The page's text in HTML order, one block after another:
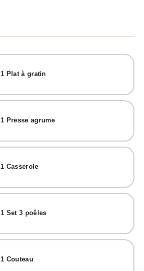
1 Plat à gratin
1 Presse agrume
1 Casserole
1 Set 3 poêles
1 Couteau